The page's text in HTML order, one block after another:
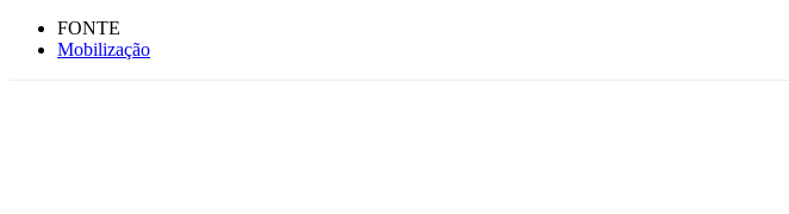
FONTE
Mobilização